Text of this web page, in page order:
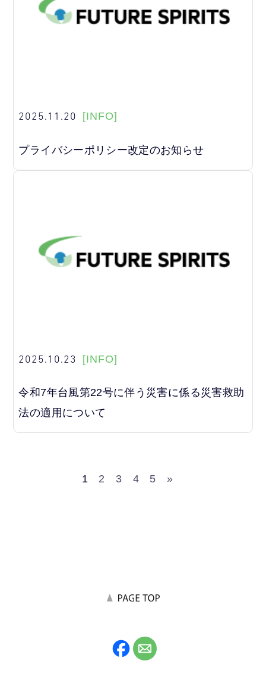
2025.11.20 [INFO]
プライバシーポリシー改定のお知らせ
2025.10.23 [INFO]
令和7年台風第22号に伴う災害に係る災害救助
法の適用について
1 2 3 4 5 »